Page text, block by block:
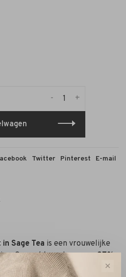
+
-
Twitter Pinterest E-mail
in Sage Tea is een vrouwelijke
Gemaakt van luxueuze97%
crepe, voelt de stof soepel en✕